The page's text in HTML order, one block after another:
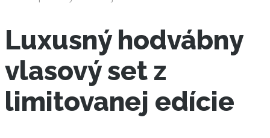
70.00 €.49.00 €.
Luxusný hodvábny
vlasový set z
limitovanej edície